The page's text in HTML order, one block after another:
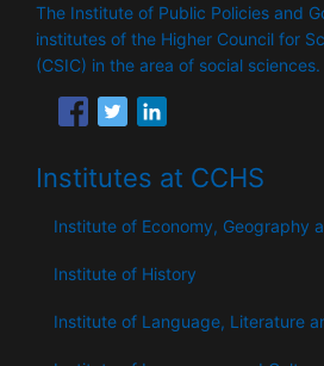
The Institute of Public Policies and
institutes of the Higher Council for
(CSIC) in the area of ​​social
Institutes at CCHS
Institute of Economy, Geography
Institute of History
Institute of Language, Literature